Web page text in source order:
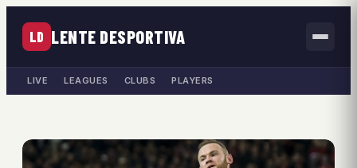
LD LENTE DESPORTIVA
LIVE LEAGUES CLUBS PLAYERS